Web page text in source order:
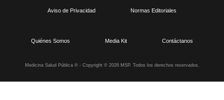
Aviso de Privacidad Normas Editoriales
Quiénes Somos Media Kit Contáctanos
Medicina Salud Pública ® - Copyright © 2026 MSP. Todos los derechos reservados.